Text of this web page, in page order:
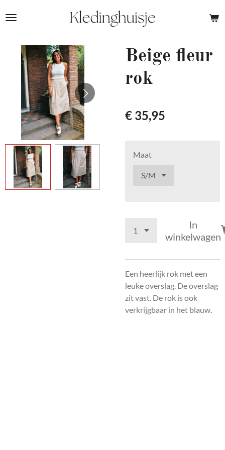
direct
hoofdinhoud
Beige fleur
rok
€ 35,95
Maat
In
winkelwagen
Een heerlijk rok met een
leuke overslag. De overslag
zit vast. De rok is ook
verkrijgbaar in het blauw.